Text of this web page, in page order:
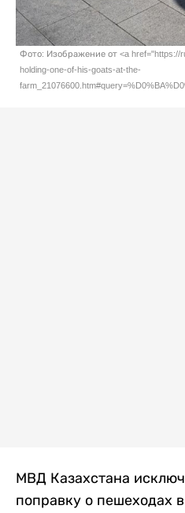
Фото: Изображение от <a href="https://
holding-one-of-his-goats-at-the-
МВД Казахстана
поправку о пешеходах